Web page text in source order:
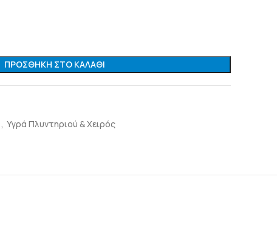
ΠΡΟΣΘΉΚΗ ΣΤΟ ΚΑΛΆΘΙ
, Υγρά Πλυντηριού & Χειρός